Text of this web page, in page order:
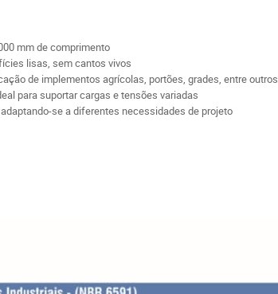
mm de comprimento
lisas, sem cantos vivos
de implementos agrícolas, portões, grades, entre outros
para suportar cargas e tensões variadas
se a diferentes necessidades de projeto